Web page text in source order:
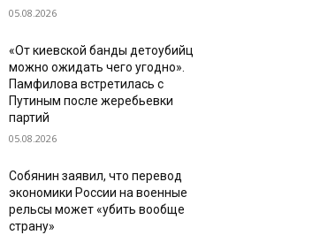
05.08.2026
«От киевской банды детоубийц
можно ожидать чего угодно».
Памфилова встретилась с
Путиным после жеребьевки
партий
05.08.2026
Собянин заявил, что перевод
экономики России на военные
рельсы может «убить вообще
страну»